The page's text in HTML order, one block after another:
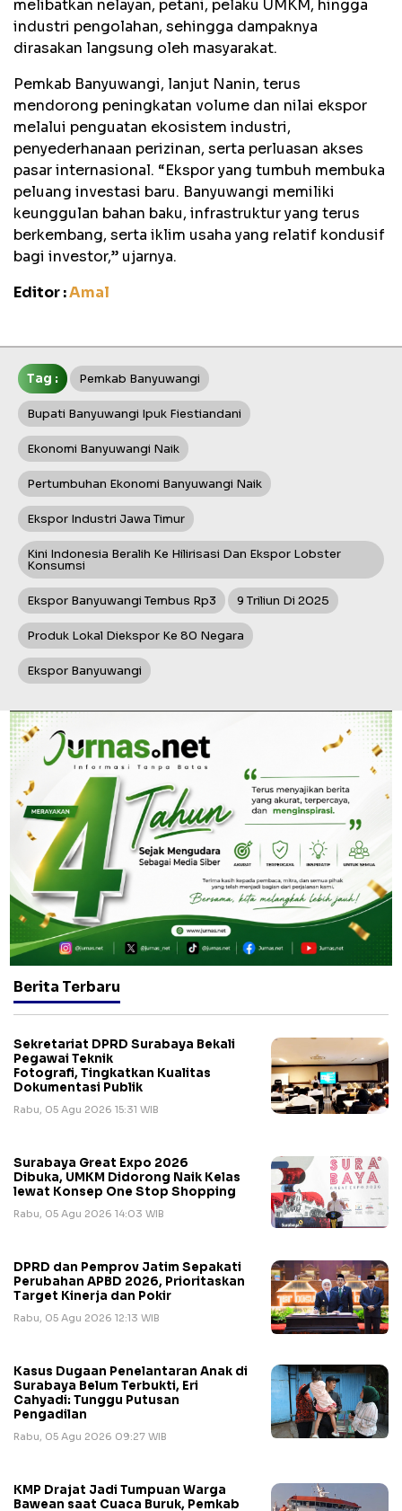
melibatkan nelayan, petani, pelaku UMKM, hingga
industri pengolahan, sehingga dampaknya
dirasakan langsung oleh masyarakat.
Pemkab Banyuwangi, lanjut Nanin, terus
mendorong peningkatan volume dan nilai ekspor
melalui penguatan ekosistem industri,
penyederhanaan perizinan, serta perluasan akses
pasar internasional. “Ekspor yang tumbuh membuka
peluang investasi baru. Banyuwangi memiliki
keunggulan bahan baku, infrastruktur yang terus
berkembang, serta iklim usaha yang relatif kondusif
bagi investor,” ujarnya.
Editor :Amal
Tag : Pemkab Banyuwangi
Bupati Banyuwangi Ipuk Fiestiandani
Ekonomi Banyuwangi Naik
Pertumbuhan Ekonomi Banyuwangi Naik
Ekspor Industri Jawa Timur
Kini Indonesia Beralih Ke Hilirisasi Dan Ekspor Lobster
Konsumsi
Ekspor Banyuwangi Tembus Rp3 9 Triliun Di 2025
Produk Lokal Diekspor Ke 80 Negara
Ekspor Banyuwangi
Berita Terbaru
Sekretariat DPRD Surabaya Bekali
Pegawai Teknik
Fotografi, Tingkatkan Kualitas
Dokumentasi Publik
Rabu, 05 Agu 2026 15:31 WIB
Surabaya Great Expo 2026
Dibuka, UMKM Didorong Naik Kelas
lewat Konsep One Stop Shopping
Rabu, 05 Agu 2026 14:03 WIB
DPRD dan Pemprov Jatim Sepakati
Perubahan APBD 2026, Prioritaskan
Target Kinerja dan Pokir
Rabu, 05 Agu 2026 12:13 WIB
Kasus Dugaan Penelantaran Anak di
Surabaya Belum Terbukti, Eri
Cahyadi: Tunggu Putusan
Pengadilan
Rabu, 05 Agu 2026 09:27 WIB
KMP Drajat Jadi Tumpuan Warga
Bawean saat Cuaca Buruk, Pemkab